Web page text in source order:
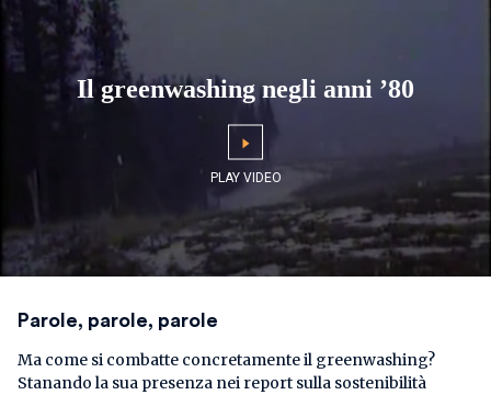
Il greenwashing negli anni ’80
Parole, parole, parole
Ma come si combatte concretamente il greenwashing?
Stanando la sua presenza nei report sulla sostenibilità